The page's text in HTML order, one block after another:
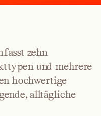
zehn
und mehrere
hochwertige
alltägliche